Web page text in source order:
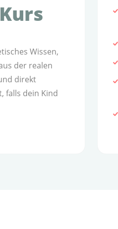
Wissen,
der realen
direkt
falls dein Kind